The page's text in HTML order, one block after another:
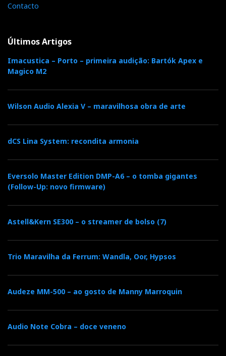
Contacto
Últimos Artigos
Imacustica – Porto – primeira audição: Bartók Apex e
Magico M2
Wilson Audio Alexia V – maravilhosa obra de arte
dCS Lina System: recondita armonia
Eversolo Master Edition DMP-A6 – o tomba gigantes
(Follow-Up: novo firmware)
Astell&Kern SE300 – o streamer de bolso (7)
Trio Maravilha da Ferrum: Wandla, Oor, Hypsos
Audeze MM-500 – ao gosto de Manny Marroquin
Audio Note Cobra – doce veneno